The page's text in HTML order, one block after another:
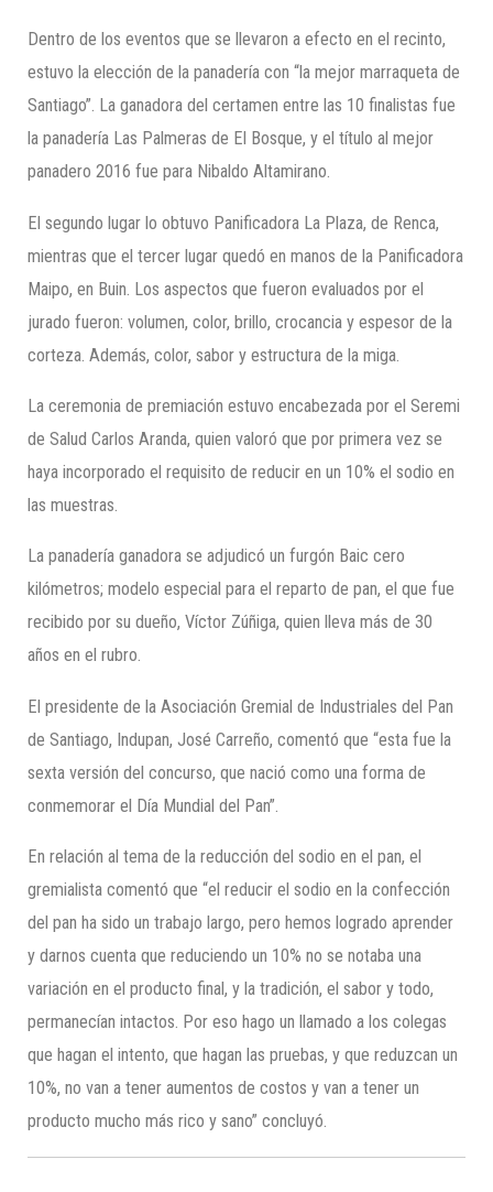
Dentro de los eventos que se llevaron a efecto en el recinto,
estuvo la elección de la panadería con “la mejor marraqueta de
Santiago”. La ganadora del certamen entre las 10 finalistas fue
la panadería Las Palmeras de El Bosque, y el título al mejor
panadero 2016 fue para Nibaldo Altamirano.
El segundo lugar lo obtuvo Panificadora La Plaza, de Renca,
mientras que el tercer lugar quedó en manos de la Panificadora
Maipo, en Buin. Los aspectos que fueron evaluados por el
jurado fueron: volumen, color, brillo, crocancia y espesor de la
corteza. Además, color, sabor y estructura de la miga.
La ceremonia de premiación estuvo encabezada por el Seremi
de Salud Carlos Aranda, quien valoró que por primera vez se
haya incorporado el requisito de reducir en un 10% el sodio en
las muestras.
La panadería ganadora se adjudicó un furgón Baic cero
kilómetros; modelo especial para el reparto de pan, el que fue
recibido por su dueño, Víctor Zúñiga, quien lleva más de 30
años en el rubro.
El presidente de la Asociación Gremial de Industriales del Pan
de Santiago, Indupan, José Carreño, comentó que “esta fue la
sexta versión del concurso, que nació como una forma de
conmemorar el Día Mundial del Pan”.
En relación al tema de la reducción del sodio en el pan, el
gremialista comentó que “el reducir el sodio en la confección
del pan ha sido un trabajo largo, pero hemos logrado aprender
y darnos cuenta que reduciendo un 10% no se notaba una
variación en el producto final, y la tradición, el sabor y todo,
permanecían intactos. Por eso hago un llamado a los colegas
que hagan el intento, que hagan las pruebas, y que reduzcan un
10%, no van a tener aumentos de costos y van a tener un
producto mucho más rico y sano” concluyó.